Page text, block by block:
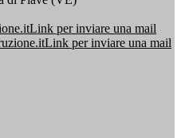
Link per inviare una mail
Link per inviare una mail